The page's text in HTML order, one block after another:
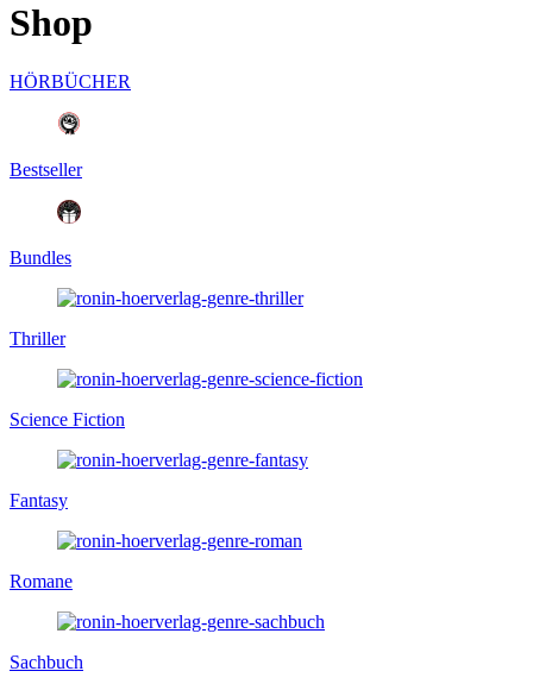
Shop
HÖRBÜCHER
Bestseller
Bundles
Thriller
Science Fiction
Fantasy
Romane
Sachbuch